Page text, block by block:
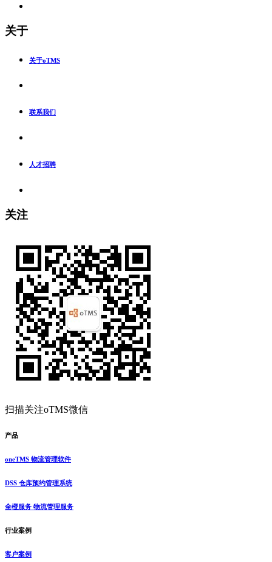
关于
关于oTMS
联系我们
人才招聘
关注
扫描关注oTMS微信
产品
oneTMS 物流管理软件
DSS 仓库预约管理系统
全橙服务 物流管理服务
行业案例
客户案例